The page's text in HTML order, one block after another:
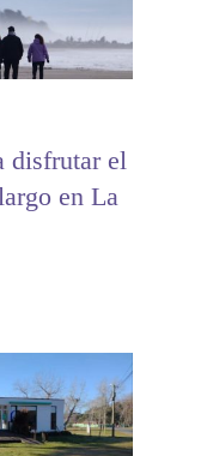
disfrutar el
en La